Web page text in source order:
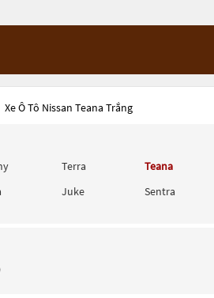
Xe Ô Tô Nissan Teana Trắng
Terra Teana
Juke Sentra